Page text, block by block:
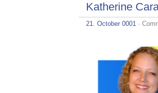
Katherine
21. October 0001 ·